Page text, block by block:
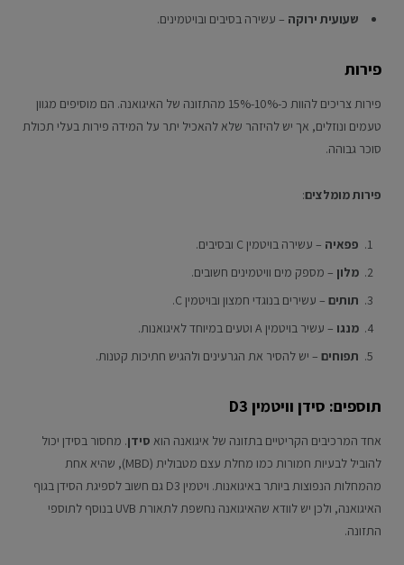
שעועית ירוקה – עשירה בסיבים ובויטמינים.
פירות
פירות צריכים להוות כ-10%-15% מהתזונה של האיגואנה. הם מוסיפים מגוון
טעמים ונוזלים, אך יש להיזהר שלא להאכיל יתר על המידה פירות בעלי תכולת
סוכר גבוהה.
פירות מומלצים:
פפאיה – עשירה בויטמין C ובסיבים.
מלון – מספק מים וויטמינים חשובים.
תותים – עשירים בנוגדי חמצון ובויטמין C.
מנגו – עשיר בויטמין A וטעים במיוחד לאיגואנות.
תפוחים – יש להסיר את הגרעינים ולהגיש חתיכות קטנות.
תוספים: סידן וויטמין D3
אחד המרכיבים הקריטיים בתזונה של איגואנה הוא סידן. מחסור בסידן יכול
להוביל לבעיות חמורות כמו מחלת עצם מטבולית (MBD), שהיא אחת
מהמחלות הנפוצות ביותר באיגואנות. ויטמין D3 גם חשוב לספיגת הסידן בגוף
האיגואנה, ולכן יש לוודא שהאיגואנה נחשפת לתאורת UVB בנוסף לתוספי
התזונה.